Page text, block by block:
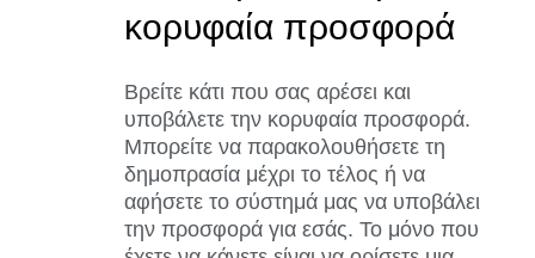
κορυφαία προσφορά
Βρείτε κάτι που σας αρέσει και
υποβάλετε την κορυφαία προσφορά.
Μπορείτε να παρακολουθήσετε τη
δημοπρασία μέχρι το τέλος ή να
αφήσετε το σύστημά μας να υποβάλει
την προσφορά για εσάς. Το μόνο που